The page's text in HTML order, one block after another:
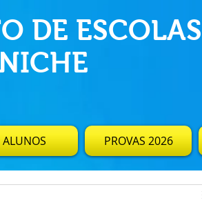
DE
ALUNOS PROVAS 2026